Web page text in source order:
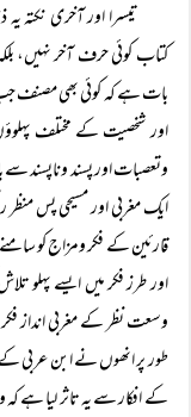
تیسرا اور آخری نکتہ یہ
کتاب کوئی حرف آخر نہیں،
بات ہے کہ کوئی بھی مصنف
اور شخصیت کے مختلف
وتعصبات اور پسند وناپسند
ایک مغربی اور مسیحی پس
قارئین کے فکر ومزاج کو
اور طرز فکر میں ایسے پہلو
وسعت نظر کے مغربی انداز
طور پر انھوں نے ابن عربی کے
کے افکار سے یہ تاثر لیا